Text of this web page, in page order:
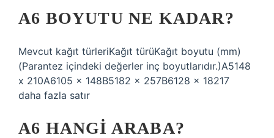
A6 BOYUTU NE KADAR?
Mevcut kağıt türleriKağıt türüKağıt boyutu (mm)
(Parantez içindeki değerler inç boyutlarıdır.)A5148
x 210A6105 x 148B5182 x 257B6128 x 18217
daha fazla satır
A6 HANGI ARABA?